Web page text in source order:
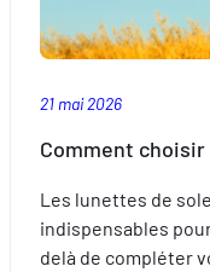
21 mai 2026
Comment
Les lunettes de
indispensables
delà de compléter